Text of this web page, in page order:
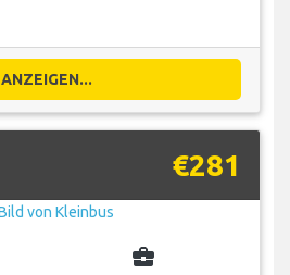
ANZEIGEN...
€281
business_center